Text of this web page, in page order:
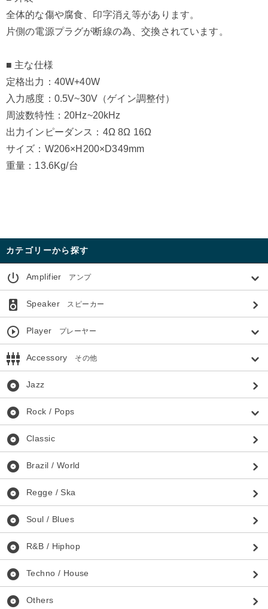
全体的な傷や腐食、印字消え等があります。
片側の電源プラグが断線の為、交換されています。
■ 主な仕様
定格出力：40W+40W
入力感度：0.5V~30V（ゲイン調整付）
周波数特性：20Hz~20kHz
出力インピーダンス：4Ω 8Ω 16Ω
サイズ：W206×H200×D349mm
重量：13.6Kg/台
カテゴリーから探す
power_settings_new Amplifier アンプ
speaker Speakerスピーカー
play_circle_outline Player プレーヤー
settings_input_component Accessory その他
album Jazz
album Rock / Pops
album Classic
album Brazil / World
album Regge / Ska
album Soul / Blues
album R&B / Hiphop
album Techno / House
album Others